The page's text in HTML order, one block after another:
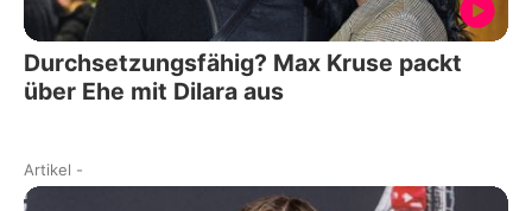
Durchsetzungsfähig? Max Kruse packt
über Ehe mit Dilara aus
Artikel -